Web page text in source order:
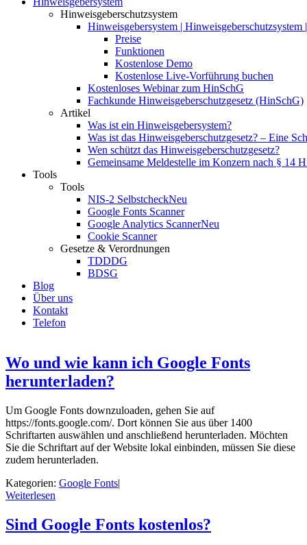
Hinweisgeberschutzsystem
Hinweisgebersystem | Hinweisgeberschutzsystem
Preise
Funktionen
Kostenlose Demo
Kostenlose Live-Vorführung buchen
Kostenloses Webinar zum HinSchG
Fachkunde Hinweisgeberschutzgesetz (HinSchG)
Artikel
Was ist ein Hinweisgebersystem?
Was ist das Hinweisgeberschutzgesetz? – Eine
Wen schützt das Hinweisgeberschutzgesetz?
Gemeinsame Meldestelle im Konzern nach § 14
Tools
Tools
NIS-2 SelbstcheckNeu
Google Fonts Scanner
Google Analytics ScannerNeu
Cookie Scanner
Gesetze & Verordnungen
TDDDG
BDSG
Blog
Über uns
Kontakt
Telefon
Wo und wie kann ich Google Fonts
herunterladen?
Um Google Fonts downzuloaden, gehen Sie auf
https://fonts.google.com/. Dort können Sie aus über 1400
Schriftarten auswählen und anschließend herunterladen. Möchten
Sie die Schriftart auf der Website lokal einbinden, müssen Sie diese
zudem herunterladen.
Kategorien: Google Fonts|
Weiterlesen
Sind Google Fonts kostenlos?